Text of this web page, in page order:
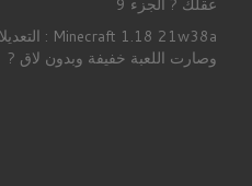
عقلك ? الجزء 9
وصارت اللعبة خفيفة وبدون لاق ?